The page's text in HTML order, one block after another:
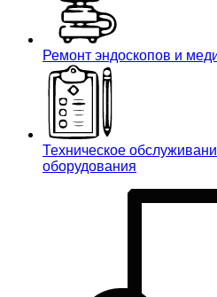
Ремонт эндоскопов и
Техническое
оборудования